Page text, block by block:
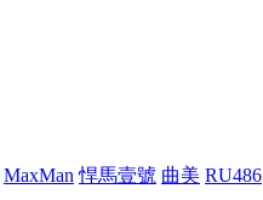
MaxMan 悍馬壹號 曲美 RU486